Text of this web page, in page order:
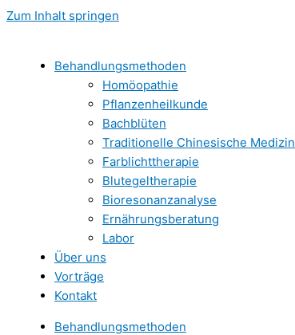
Zum Inhalt springen
Behandlungsmethoden
Homöopathie
Pflanzenheilkunde
Bachblüten
Traditionelle Chinesische Medizin
Farblichttherapie
Blutegeltherapie
Bioresonanzanalyse
Ernährungsberatung
Labor
Über uns
Vorträge
Kontakt
Behandlungsmethoden